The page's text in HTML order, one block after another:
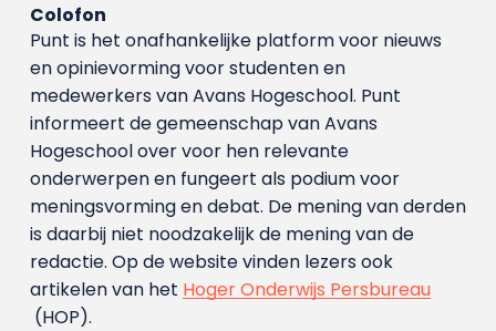
Colofon
Punt is het onafhankelijke platform voor nieuws
en opinievorming voor studenten en
medewerkers van Avans Hoge­school. Punt
informeert de gemeenschap van Avans
Hogeschool over voor hen relevante
onderwerpen en fungeert als podium voor
meningsvorming en debat. De mening van derden
is daarbij niet noodzakelijk de mening van de
redactie. Op de website vinden lezers ook
artikelen van het Hoger Onderwijs Persbureau
(HOP).